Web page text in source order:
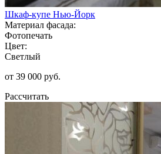
Шкаф-купе Нью-Йорк
Материал фасада:
Фотопечать
Цвет:
Светлый
от 39 000 руб.
Рассчитать